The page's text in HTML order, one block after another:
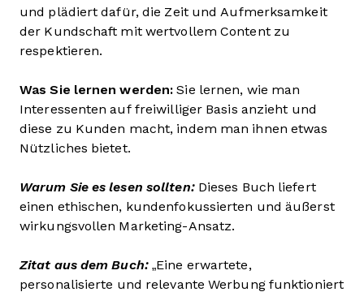
und plädiert dafür, die Zeit und Aufmerksamkeit
der Kundschaft mit wertvollem Content zu
respektieren.
Was Sie lernen werden: Sie lernen, wie man
Interessenten auf freiwilliger Basis anzieht und
diese zu Kunden macht, indem man ihnen etwas
Nützliches bietet.
Warum Sie es lesen sollten:Dieses Buch liefert
einen ethischen, kundenfokussierten und äußerst
wirkungsvollen Marketing-Ansatz.
Zitat aus dem Buch:„Eine erwartete,
personalisierte und relevante Werbung funktioniert